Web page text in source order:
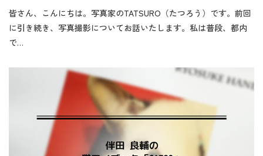
皆さん、こんにちは。写真家のTATSURO（たつろう）です。前回
に引き続き、写真撮影についてお話いたします。私は普段、都内
で…